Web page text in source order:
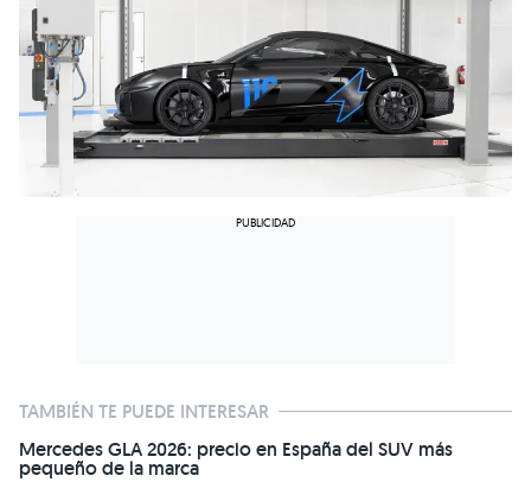
TAMBIÉN TE PUEDE INTERESAR
Mercedes GLA 2026: precio en España del SUV más
pequeño de la marca